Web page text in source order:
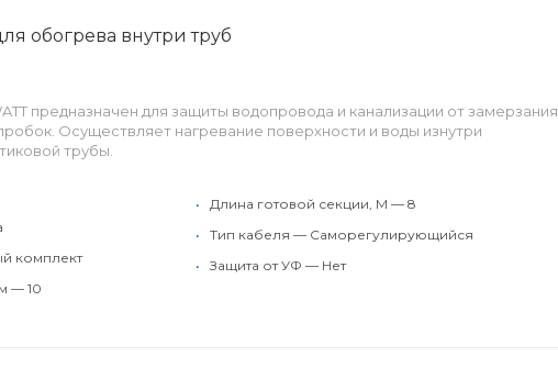
обогрева внутри труб
предназначен для защиты водопровода и канализации от замерзания
Осуществляет нагревание поверхности и воды изнутри
трубы.
комплект
— 10
•
Длина готовой секции, М — 8
•
Тип кабеля — Саморегулирующийся
•
Защита от УФ — Нет